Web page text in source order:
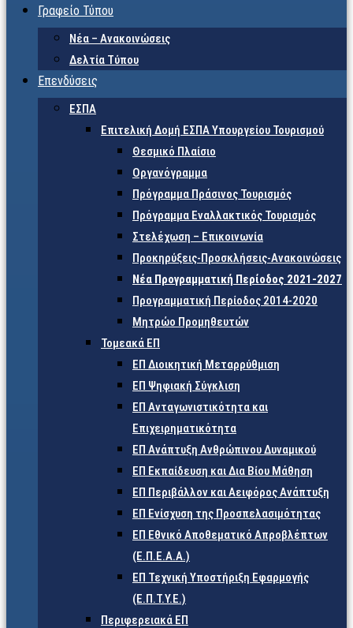
Γραφείο Τύπου
Νέα – Ανακοινώσεις
Δελτία Τύπου
Επενδύσεις
ΕΣΠΑ
Επιτελική Δομή ΕΣΠΑ Υπουργείου Τουρισμού
Θεσμικό Πλαίσιο
Οργανόγραμμα
Πρόγραμμα Πράσινος Τουρισμός
Πρόγραμμα Εναλλακτικός Τουρισμός
Στελέχωση – Επικοινωνία
Προκηρύξεις-Προσκλήσεις-Ανακοινώσεις
Νέα Προγραμματική Περίοδος 2021-2027
Προγραμματική Περίοδος 2014-2020
Μητρώο Προμηθευτών
Τομεακά ΕΠ
ΕΠ Διοικητική Μεταρρύθμιση
ΕΠ Ψηφιακή Σύγκλιση
ΕΠ Ανταγωνιστικότητα και
Επιχειρηματικότητα
ΕΠ Ανάπτυξη Ανθρώπινου Δυναμικού
ΕΠ Εκπαίδευση και Δια Βίου Μάθηση
ΕΠ Περιβάλλον και Αειφόρος Ανάπτυξη
ΕΠ Ενίσχυση της Προσπελασιμότητας
ΕΠ Εθνικό Αποθεματικό Απροβλέπτων
(Ε.Π.Ε.Α.Α.)
ΕΠ Τεχνική Υποστήριξη Εφαρμογής
(Ε.Π.Τ.Υ.Ε.)
Περιφερειακά ΕΠ